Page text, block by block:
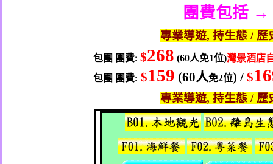
團費包括 →
專業導遊, 持生態 / 歷
包團 團費:$268 (60人免1位)灣景酒店
包團 團費: $159 (60人免2位) /$
專業導遊, 持生態 / 歷